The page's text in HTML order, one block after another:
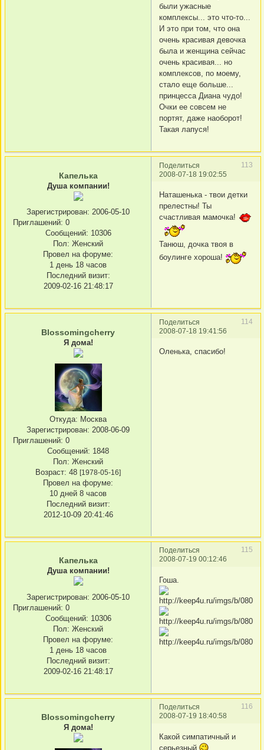
были ужасные
комплексы... это что-то...
И это при том, что она
очень красивая девочка
была и женщина сейчас
очень красивая... но
комплексов, по моему,
стало еще больше...
принцесса Диана чудо!
Очки ее совсем не
портят, даже наоборот!
Такая лапуся!
Поделиться
113
2008-07-18 19:02:55
Капелька
Душа компании!
Зарегистрирован: 2006-05-10
Приглашений: 0
Сообщений: 10306
Пол: Женский
Провел на форуме:
1 день 18 часов
Последний визит:
2009-02-16 21:48:17
Наташенька - твои детки
прелестны! Ты
счастливая мамочка!
Танюш, дочка твоя в
боулинге хороша!
Поделиться
114
2008-07-18 19:41:56
Blossomingcherry
Я дома!
Откуда: Москва
Зарегистрирован: 2008-06-09
Приглашений: 0
Сообщений: 1848
Пол: Женский
Возраст: 48 [1978-05-16]
Провел на форуме:
10 дней 8 часов
Последний визит:
2012-10-09 20:41:46
Оленька, спасибо!
Поделиться
115
2008-07-19 00:12:46
Капелька
Душа компании!
Зарегистрирован: 2006-05-10
Приглашений: 0
Сообщений: 10306
Пол: Женский
Провел на форуме:
1 день 18 часов
Последний визит:
2009-02-16 21:48:17
Гоша.
Поделиться
116
2008-07-19 18:40:58
Blossomingcherry
Я дома!
Какой симпатичный и
серьезный